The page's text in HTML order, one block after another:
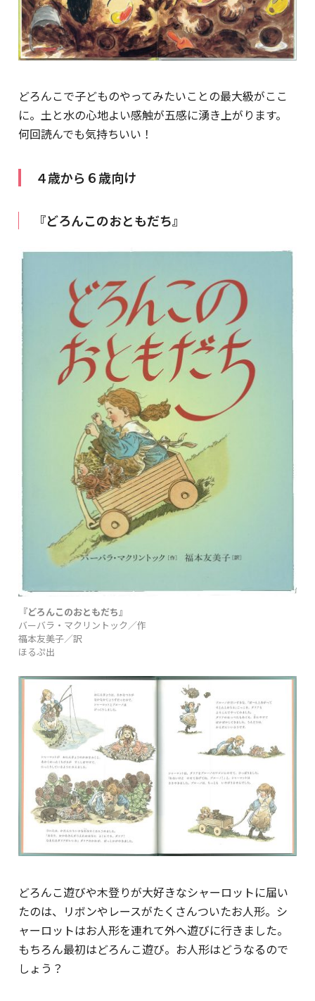
どろんこで子どものやってみたいことの最大級がここ
に。土と水の心地よい感触が五感に湧き上がります。
何回読んでも気持ちいい！
４歳から６歳向け
『どろんこのおともだち』
『どろんこのおともだち』
バーバラ・マクリントック／作
福本友美子／訳
ほるぷ出
どろんこ遊びや木登りが大好きなシャーロットに届い
たのは、リボンやレースがたくさんついたお人形。シ
ャーロットはお人形を連れて外へ遊びに行きました。
もちろん最初はどろんこ遊び。お人形はどうなるので
しょう？